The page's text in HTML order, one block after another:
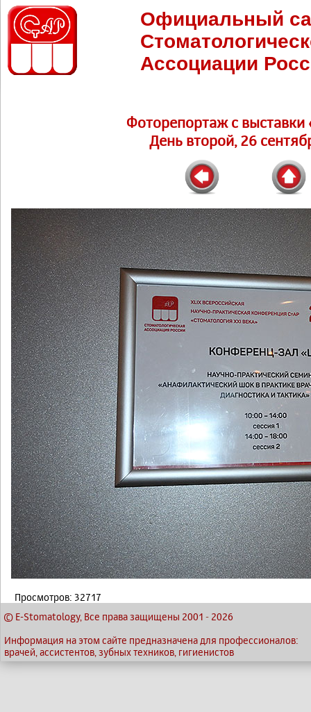
Официальный
Ассоциации
Фоторепортаж c выставки
День второй, 26
Просмотров: 32717
© E-Stomatology, Все права защищены 2001 - 2026
Информация на этом сайте предназначена для профессионалов:
врачей, ассистентов, зубных техников, гигиенистов